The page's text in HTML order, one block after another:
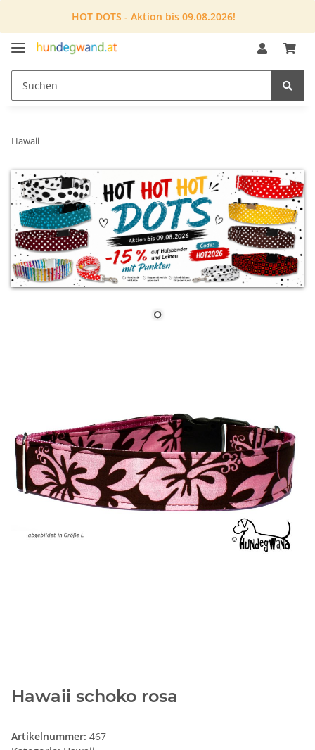
HOT DOTS - Aktion bis 09.08.2026!
Hawaii
Hawaii schoko rosa
Artikelnummer: 467